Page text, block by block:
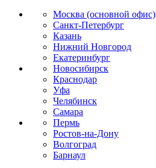
Москва (основной офис)
Санкт-Петербург
Казань
Нижний Новгород
Екатеринбург
Новосибирск
Краснодар
Уфа
Челябинск
Самара
Пермь
Ростов-на-Дону
Волгоград
Барнаул